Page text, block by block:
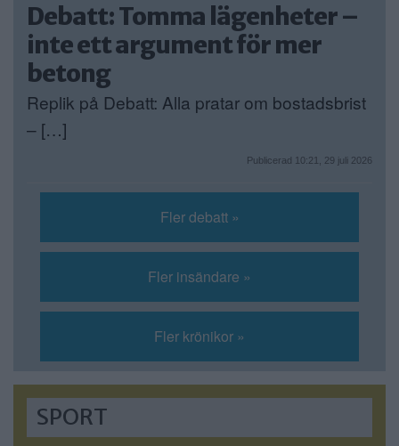
Debatt: Tomma lägenheter –
inte ett argument för mer
betong
Replik på Debatt: Alla pratar om bostadsbrist
– […]
Publicerad 10:21, 29 juli 2026
Fler debatt »
Fler insändare »
Fler krönikor »
SPORT